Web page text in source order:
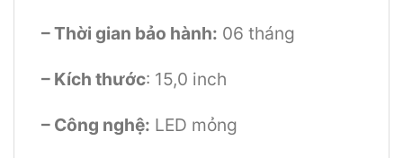
– Thời gian bảo hành: 06 tháng
– Kích thước: 15,0 inch
– Công nghệ: LED mỏng